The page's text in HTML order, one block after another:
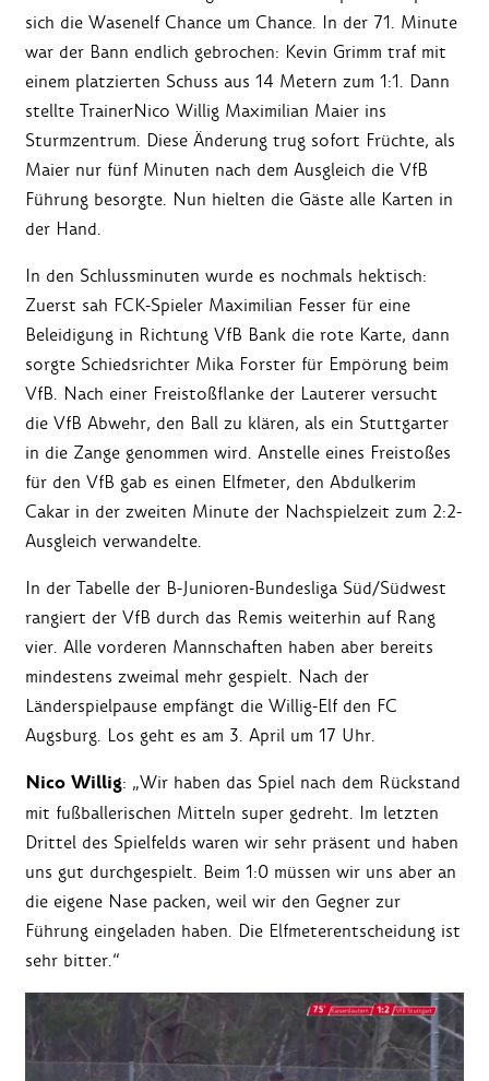
sich die Wasenelf Chance um Chance. In der 71. Minute
war der Bann endlich gebrochen: Kevin Grimm traf mit
einem platzierten Schuss aus 14 Metern zum 1:1. Dann
stellte TrainerNico Willig Maximilian Maier ins
Sturmzentrum. Diese Änderung trug sofort Früchte, als
Maier nur fünf Minuten nach dem Ausgleich die VfB
Führung besorgte. Nun hielten die Gäste alle Karten in
der Hand.
In den Schlussminuten wurde es nochmals hektisch:
Zuerst sah FCK-Spieler Maximilian Fesser für eine
Beleidigung in Richtung VfB Bank die rote Karte, dann
sorgte Schiedsrichter Mika Forster für Empörung beim
VfB. Nach einer Freistoßflanke der Lauterer versucht
die VfB Abwehr, den Ball zu klären, als ein Stuttgarter
in die Zange genommen wird. Anstelle eines Freistoßes
für den VfB gab es einen Elfmeter, den Abdulkerim
Cakar in der zweiten Minute der Nachspielzeit zum 2:2-
Ausgleich verwandelte.
In der Tabelle der B-Junioren-Bundesliga Süd/Südwest
rangiert der VfB durch das Remis weiterhin auf Rang
vier. Alle vorderen Mannschaften haben aber bereits
mindestens zweimal mehr gespielt. Nach der
Länderspielpause empfängt die Willig-Elf den FC
Augsburg. Los geht es am 3. April um 17 Uhr.
Nico Willig: „Wir haben das Spiel nach dem Rückstand
mit fußballerischen Mitteln super gedreht. Im letzten
Drittel des Spielfelds waren wir sehr präsent und haben
uns gut durchgespielt. Beim 1:0 müssen wir uns aber an
die eigene Nase packen, weil wir den Gegner zur
Führung eingeladen haben. Die Elfmeterentscheidung ist
sehr bitter.“